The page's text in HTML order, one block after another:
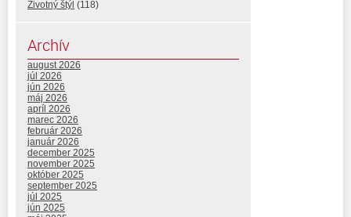
Životný štýl (118)
Archív
august 2026
júl 2026
jún 2026
máj 2026
apríl 2026
marec 2026
február 2026
január 2026
december 2025
november 2025
október 2025
september 2025
júl 2025
jún 2025